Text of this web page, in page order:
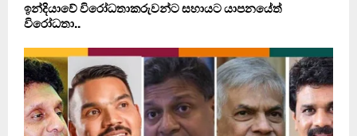
ඉන්දියාවේ විරෝධතාකරුවන්ට සහායට යාපනයේත්
විරෝධතා..